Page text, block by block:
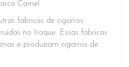
Camel.
fábricas de cigarros
no Iraque. Essas fábricas
e produziam cigarros de